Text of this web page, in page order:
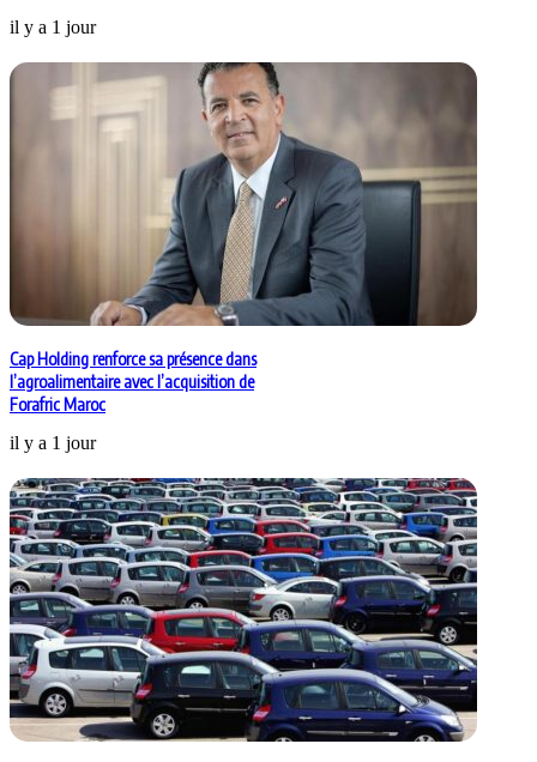
il y a 1 jour
Cap Holding renforce sa présence dans
l’agroalimentaire avec l’acquisition de
Forafric Maroc
il y a 1 jour